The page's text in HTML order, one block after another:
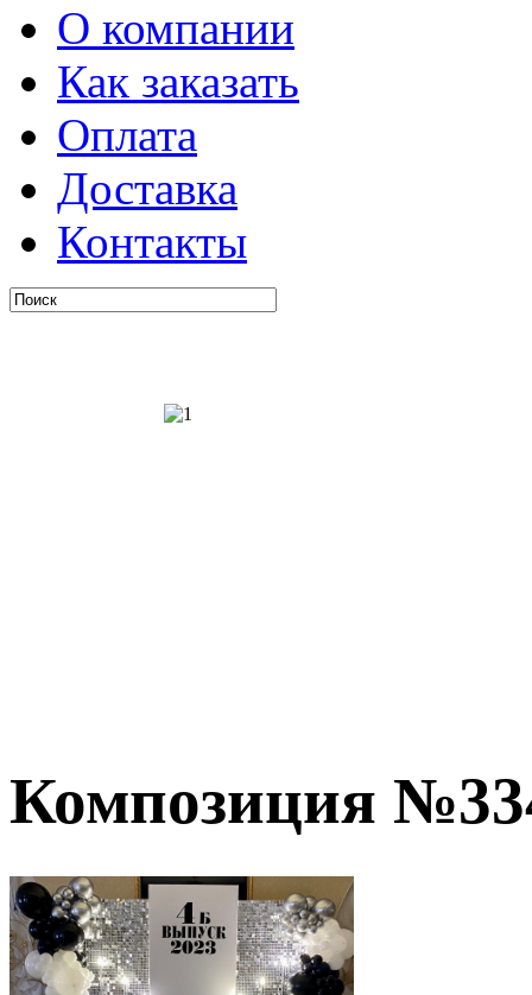
О компании
Как заказать
Оплата
Доставка
Контакты
Композиция